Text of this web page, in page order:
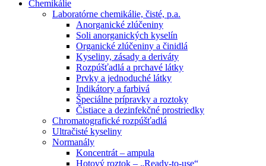
Chemikálie
Laboratórne chemikálie, čisté, p.a.
Anorganické zlúčeniny
Soli anorganických kyselín
Organické zlúčeniny a činidlá
Kyseliny, zásady a deriváty
Rozpúšťadlá a prchavé látky
Prvky a jednoduché látky
Indikátory a farbivá
Špeciálne prípravky a roztoky
Čistiace a dezinfekčné prostriedky
Chromatografické rozpúšťadlá
Ultračisté kyseliny
Normanály
Koncentrát – ampula
Hotový roztok – „Ready-to-use“